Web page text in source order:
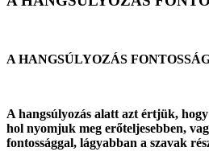
A HANGSÚLYOZÁS
A hangsúlyozás alatt azt értjük,
hol nyomjuk meg erőteljesebben,
fontossággal, lágyabban a szavak